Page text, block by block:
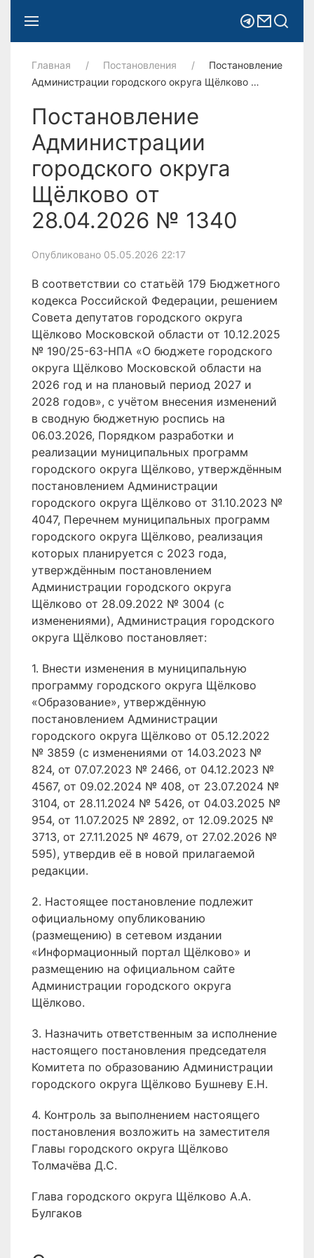
Главная Постановления
Постановление
Администрации городского округа Щёлково …
Постановление
Администрации
городского округа
Щёлково от
28.04.2026 № 1340
Опубликовано 05.05.2026 22:17
В соответствии со статьёй 179 Бюджетного
кодекса Российской Федерации, решением
Совета депутатов городского округа
Щёлково Московской области от 10.12.2025
№ 190/25-63-НПА «О бюджете городского
округа Щёлково Московской области на
2026 год и на плановый период 2027 и
2028 годов», с учётом внесения изменений
в сводную бюджетную роспись на
06.03.2026, Порядком разработки и
реализации муниципальных программ
городского округа Щёлково, утверждённым
постановлением Администрации
городского округа Щёлково от 31.10.2023 №
4047, Перечнем муниципальных программ
городского округа Щёлково, реализация
которых планируется с 2023 года,
утверждённым постановлением
Администрации городского округа
Щёлково от 28.09.2022 № 3004 (с
изменениями), Администрация городского
округа Щёлково постановляет:
1. Внести изменения в муниципальную
программу городского округа Щёлково
«Образование», утверждённую
постановлением Администрации
городского округа Щёлково от 05.12.2022
№ 3859 (с изменениями от 14.03.2023 №
824, от 07.07.2023 № 2466, от 04.12.2023 №
4567, от 09.02.2024 № 408, от 23.07.2024 №
3104, от 28.11.2024 № 5426, от 04.03.2025 №
954, от 11.07.2025 № 2892, от 12.09.2025 №
3713, от 27.11.2025 № 4679, от 27.02.2026 №
595), утвердив её в новой прилагаемой
редакции.
2. Настоящее постановление подлежит
официальному опубликованию
(размещению) в сетевом издании
«Информационный портал Щёлково» и
размещению на официальном сайте
Администрации городского округа
Щёлково.
3. Назначить ответственным за исполнение
настоящего постановления председателя
Комитета по образованию Администрации
городского округа Щёлково Бушневу Е.Н.
4. Контроль за выполнением настоящего
постановления возложить на заместителя
Главы городского округа Щёлково
Толмачёва Д.С.
Глава городского округа Щёлково А.А.
Булгаков